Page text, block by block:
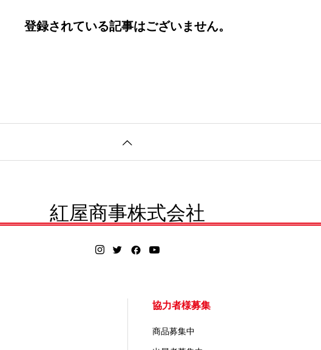
登録されている記事はございません。
紅屋商事株式会社
協力者様募集
商品募集中